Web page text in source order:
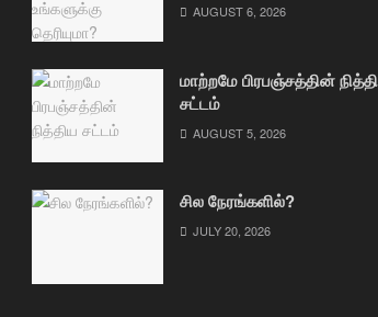
AUGUST 6, 2026
மாற்றமே பிரபஞ்சத்தின்
சட்டம்
AUGUST 5, 2026
சில நேரங்களில்?
JULY 20, 2026